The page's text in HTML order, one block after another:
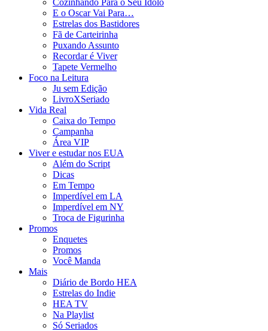
Cozinhando Para o Seu Ídolo
E o Oscar Vai Para…
Estrelas dos Bastidores
Fã de Carteirinha
Puxando Assunto
Recordar é Viver
Tapete Vermelho
Foco na Leitura
Ju sem Edição
LivroXSeriado
Vida Real
Caixa do Tempo
Campanha
Área VIP
Viver e estudar nos EUA
Além do Script
Dicas
Em Tempo
Imperdível em LA
Imperdível em NY
Troca de Figurinha
Promos
Enquetes
Promos
Você Manda
Mais
Diário de Bordo HEA
Estrelas do Indie
HEA TV
Na Playlist
Só Seriados